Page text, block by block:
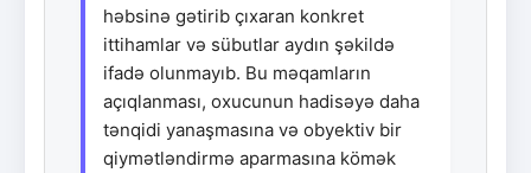
həbsinə gətirib çıxaran konkret
ittihamlar və sübutlar aydın şəkildə
ifadə olunmayıb. Bu məqamların
açıqlanması, oxucunun hadisəyə daha
tənqidi yanaşmasına və obyektiv bir
qiymətləndirmə aparmasına kömək